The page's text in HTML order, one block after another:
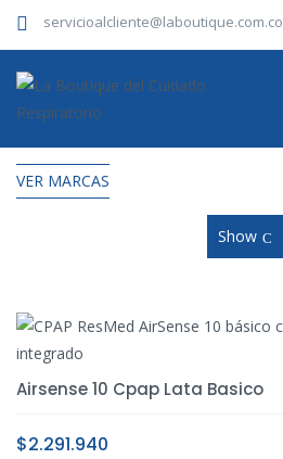
servicioalcliente@laboutique.com.co
VER MARCAS
Show
Airsense 10 Cpap Lata Basico
$2.291.940